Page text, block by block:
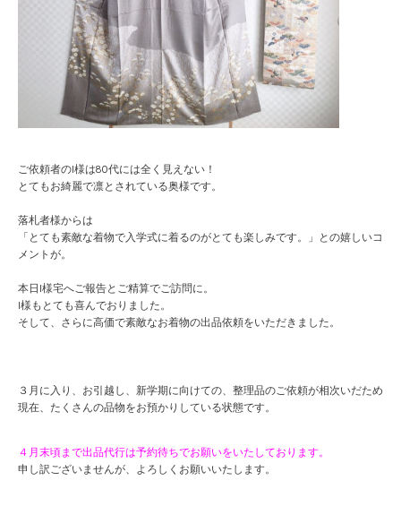
ご依頼者のI様は80代には全く見えない！
とてもお綺麗で凛とされている奥様です。
落札者様からは
「とても素敵な着物で入学式に着るのがとても楽しみです。」との嬉しいコ
メントが。
本日I様宅へご報告とご精算でご訪問に。
I様もとても喜んでおりました。
そして、さらに高価で素敵なお着物の出品依頼をいただきました。
３月に入り、お引越し、新学期に向けての、整理品のご依頼が相次いだため
現在、たくさんの品物をお預かりしている状態です。
４月末頃まで出品代行は予約待ちでお願いをいたしております。
申し訳ございませんが、よろしくお願いいたします。